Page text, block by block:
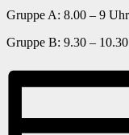
Gruppe A: 8.00 – 9 Uhr
Gruppe B: 9.30 –